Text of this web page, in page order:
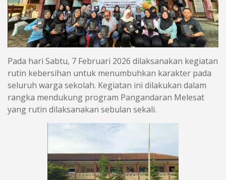
Pada hari Sabtu, 7 Februari 2026 dilaksanakan kegiatan
rutin kebersihan untuk menumbuhkan karakter pada
seluruh warga sekolah. Kegiatan ini dilakukan dalam
rangka mendukung program Pangandaran Melesat
yang rutin dilaksanakan sebulan sekali.